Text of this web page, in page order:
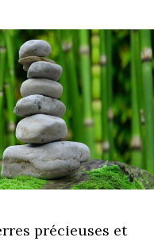
précieuses et